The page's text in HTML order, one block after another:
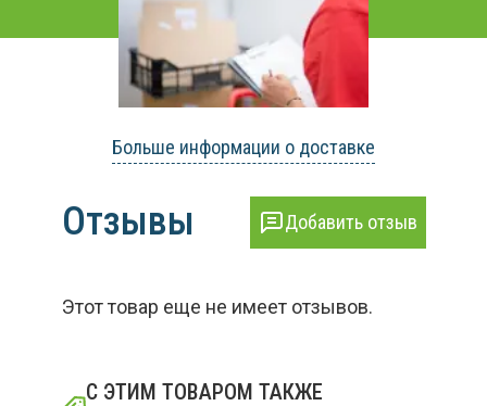
Больше информации о доставке
Отзывы Добавить отзыв
Этот товар еще не имеет отзывов.
С ЭТИМ ТОВАРОМ ТАКЖЕ